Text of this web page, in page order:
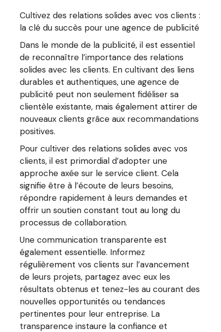
Cultivez des relations solides avec vos clients :
la clé du succès pour une agence de publicité
Dans le monde de la publicité, il est essentiel
de reconnaître l’importance des relations
solides avec les clients. En cultivant des liens
durables et authentiques, une agence de
publicité peut non seulement fidéliser sa
clientèle existante, mais également attirer de
nouveaux clients grâce aux recommandations
positives.
Pour cultiver des relations solides avec vos
clients, il est primordial d’adopter une
approche axée sur le service client. Cela
signifie être à l’écoute de leurs besoins,
répondre rapidement à leurs demandes et
offrir un soutien constant tout au long du
processus de collaboration.
Une communication transparente est
également essentielle. Informez
régulièrement vos clients sur l’avancement
de leurs projets, partagez avec eux les
résultats obtenus et tenez-les au courant des
nouvelles opportunités ou tendances
pertinentes pour leur entreprise. La
transparence instaure la confiance et